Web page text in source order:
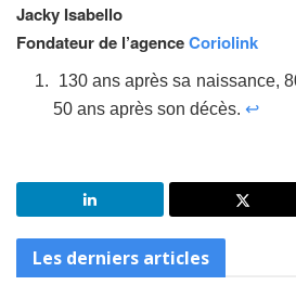
Jacky Isabello
Fondateur de l’agenceCoriolink
130 ans après sa naissance,
50 ans après son décès. ↩
Les derniers articles